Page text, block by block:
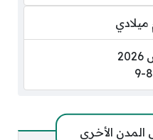
ميلادي
9-
المدن الأخرى